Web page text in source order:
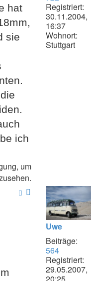
Registriert:
30.11.2004,
16:37
Wohnort:
Stuttgart
hat
sie
ich
um
Uwe
Beiträge:
564
Registriert:
29.05.2007,
20:25